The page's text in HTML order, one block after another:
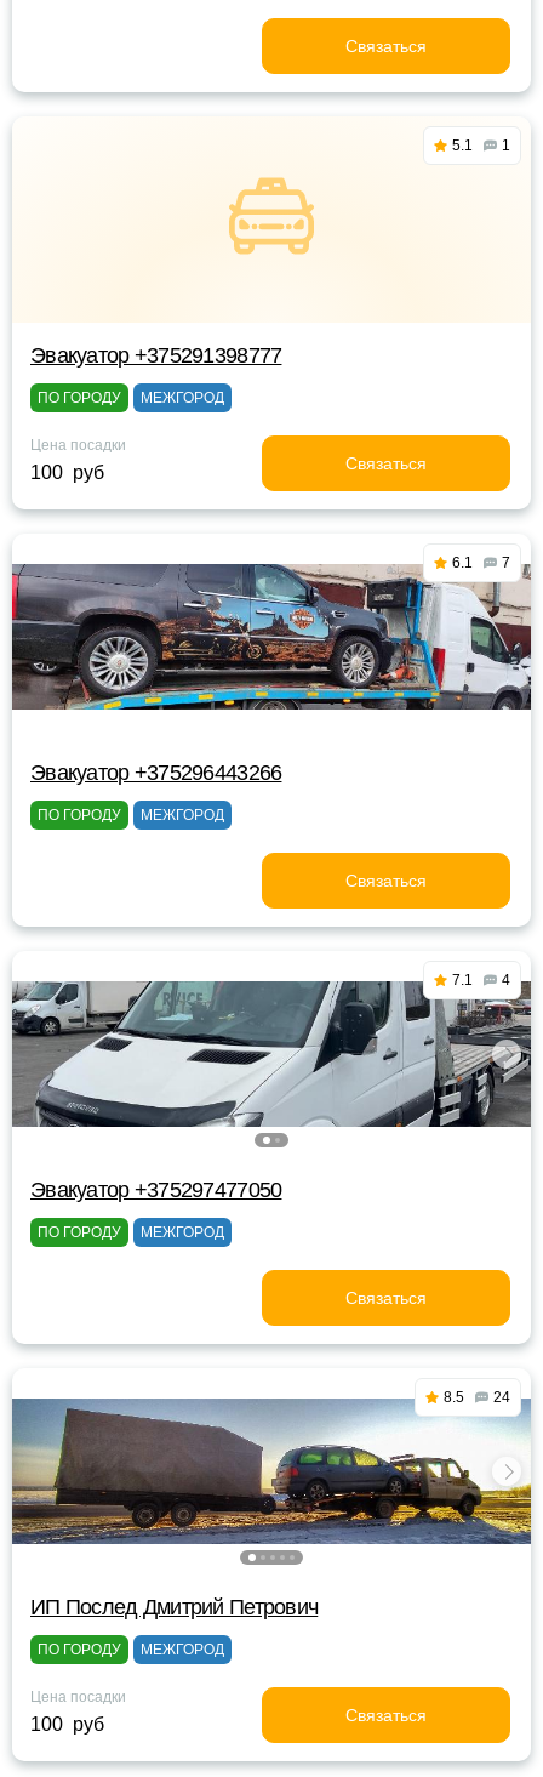
Связаться
5.1 1
Эвакуатор +375291398777
ПО ГОРОДУ МЕЖГОРОД
Цена посадки
100 руб Связаться
6.1 7
Эвакуатор +375296443266
ПО ГОРОДУ МЕЖГОРОД
Связаться
7.1 4
Эвакуатор +375297477050
ПО ГОРОДУ МЕЖГОРОД
Связаться
8.5 24
ИП Послед Дмитрий Петрович
ПО ГОРОДУ МЕЖГОРОД
Цена посадки
100 руб Связаться